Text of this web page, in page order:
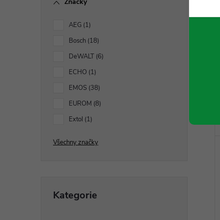
AEG 1
Bosch 18
DeWALT 6
ECHO 1
EMOS 38
EUROM 8
Extol 1
Všechny značky
kategorie
Kategorie